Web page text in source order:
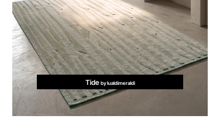
Tide by lualdimeraldi